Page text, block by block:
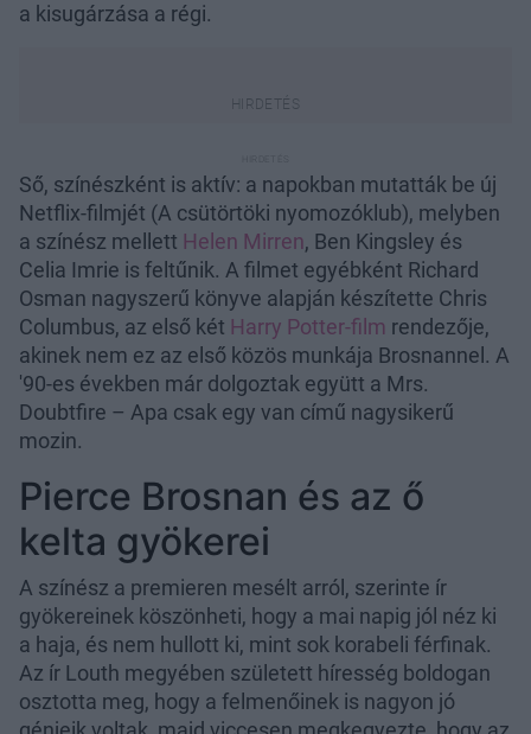
a kisugárzása a régi.
Ső, színészként is aktív: a napokban mutatták be új
Netflix-filmjét (A csütörtöki nyomozóklub), melyben
a színész mellett Helen Mirren, Ben Kingsley és
Celia Imrie is feltűnik. A filmet egyébként Richard
Osman nagyszerű könyve alapján készítette Chris
Columbus, az első két Harry Potter-film rendezője,
akinek nem ez az első közös munkája Brosnannel. A
'90-es években már dolgoztak együtt a Mrs.
Doubtfire – Apa csak egy van című nagysikerű
mozin.
Pierce Brosnan és az ő
kelta gyökerei
A színész a premieren mesélt arról, szerinte ír
gyökereinek köszönheti, hogy a mai napig jól néz ki
a haja, és nem hullott ki, mint sok korabeli férfinak.
Az ír Louth megyében született híresség boldogan
osztotta meg, hogy a felmenőinek is nagyon jó